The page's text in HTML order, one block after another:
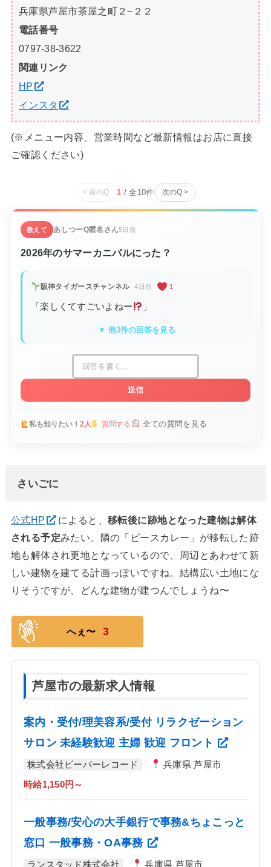
兵庫県芦屋市茶屋之町２−２２
電話番号
0797-38-3622
関連リンク
HP
インスタ
(※メニュー内容、営業時間など最新情報はお店に直接
ご確認ください)
< 前のQ 1 / 全 10件 次のQ >
教えて あしつーQ匿名さん5日前
2026年のサマーカニバルにった？
阪神タイガースチャンネル 4日前 1
「楽しくてすごいよねー 」
▼ 他3件の回答を見る
送信
私も知りたい！ 2人 質問する 全ての質問を見る
さいごに
公式HP によると、移転後に跡地となった建物は解体
される予定みたい。隣の「ピースカレー」が移転した跡
地も解体され更地となっているので、周辺とあわせて新
しい建物を建てる計画っぽいですね。結構広い土地にな
りそうですが、どんな建物が建つんでしょうね〜
へぇ〜 3
芦屋市の最新求人情報
案内・受付/理美容系/受付 リラクゼーション
サロン 未経験歓迎 主婦 歓迎 フロント
株式会社ビーバーレコード 兵庫県 芦屋市
時給1,150円～
一般事務/安心の大手銀行で事務&ちょこっと
窓口 一般事務・OA事務
ランスタッド株式会社 兵庫県 芦屋市